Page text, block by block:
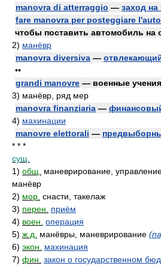
manovra di atterraggio — заход на
fare manovra per posteggiare
чтобы поставить автомобиль на
2) манёвр
manovra diversiva —
••
grandi manovre — военные
3) манёвр, ряд мер
manovra finanziaria —
4) махинации
manovre elettorali —
* * *
сущ.
1) общ. маневрирование,
манёвр
2) мор. снасти, такелаж
3) перен.
приём
4) воен. операция
5) ж.д. манёвры, маневрирование
6) экон.
махинация
7) фин. закон о государственном